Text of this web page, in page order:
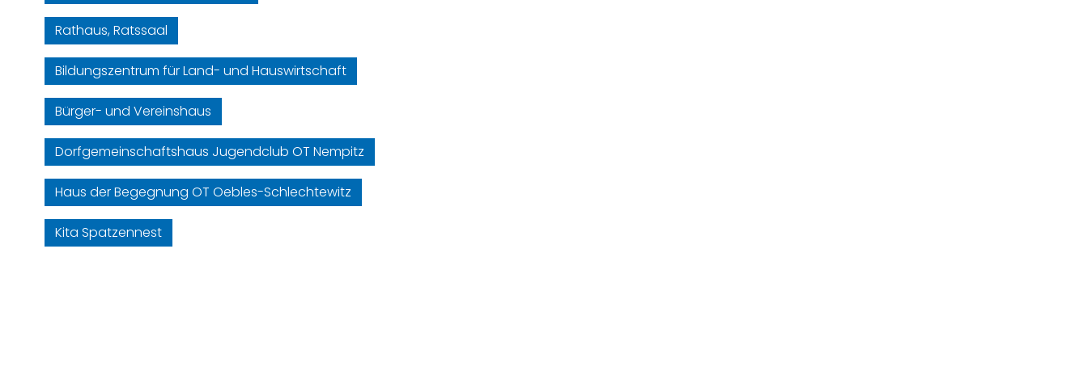
Rathaus, Ratssaal
Bildungszentrum für Land- und Hauswirtschaft
Bürger- und Vereinshaus
Dorfgemeinschaftshaus Jugendclub OT Nempitz
Haus der Begegnung OT Oebles-Schlechtewitz
Kita Spatzennest